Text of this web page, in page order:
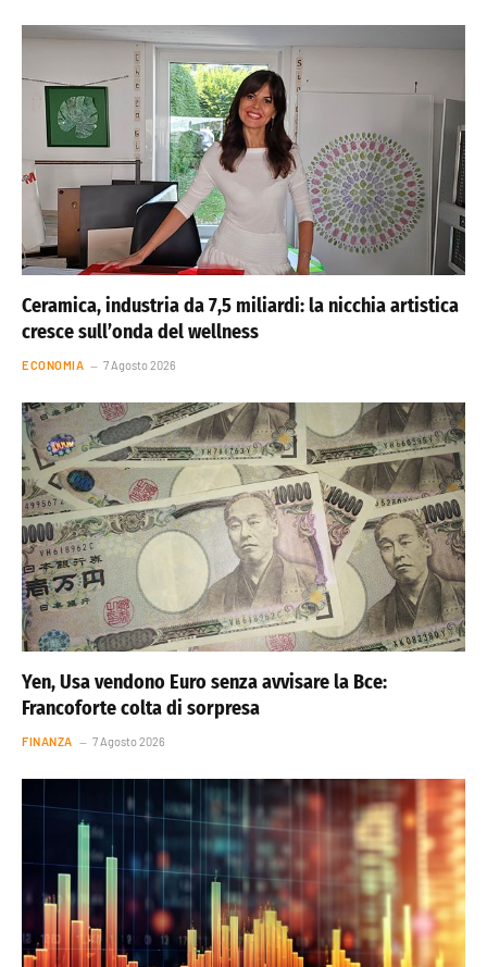
Ceramica, industria da 7,5 miliardi: la nicchia artistica
cresce sull’onda del wellness
ECONOMIA 7 Agosto 2026
Yen, Usa vendono Euro senza avvisare la Bce:
Francoforte colta di sorpresa
FINANZA 7 Agosto 2026